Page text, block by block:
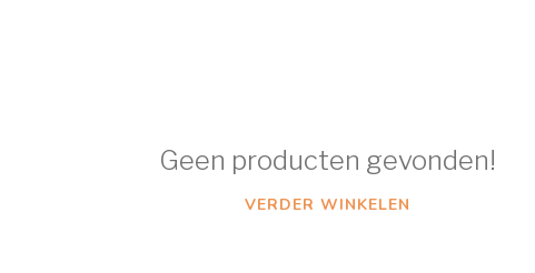
Geen producten gevonden!
VERDER WINKELEN